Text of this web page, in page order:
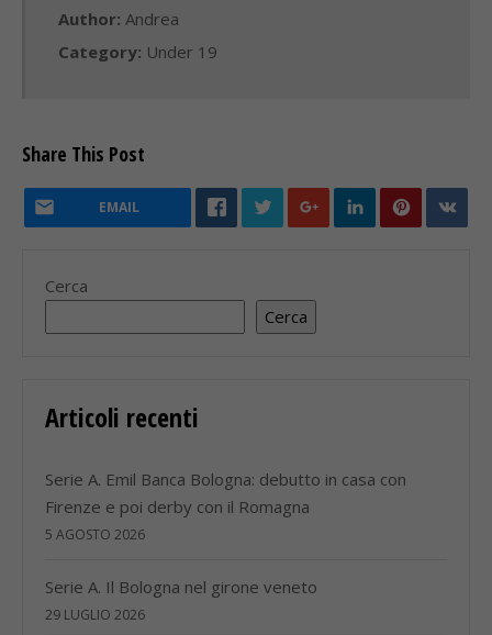
Author: Andrea
Category: Under 19
Share This Post
EMAIL
Cerca
Cerca
Articoli recenti
Serie A. Emil Banca Bologna: debutto in casa con
Firenze e poi derby con il Romagna
5 AGOSTO 2026
Serie A. Il Bologna nel girone veneto
29 LUGLIO 2026